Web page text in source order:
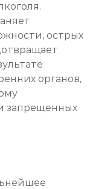
острых
органов,
запрещенных